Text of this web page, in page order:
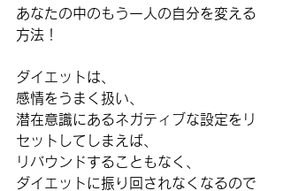
あなたの中のもう一人の自分を変える
方法！
ダイエットは、
感情をうまく扱い、
潜在意識にあるネガティブな設定をリ
セットしてしまえば、
リバウンドすることもなく、
ダイエットに振り回されなくなるので